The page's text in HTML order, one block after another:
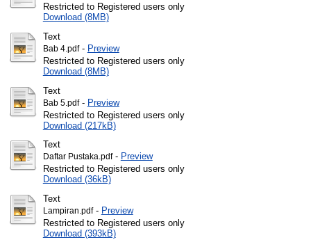
Restricted to Registered users only
Download (8MB)
Text
Bab 4.pdf- Preview
Restricted to Registered users only
Download (8MB)
Text
Bab 5.pdf- Preview
Restricted to Registered users only
Download (217kB)
Text
Daftar Pustaka.pdf- Preview
Restricted to Registered users only
Download (36kB)
Text
Lampiran.pdf- Preview
Restricted to Registered users only
Download (393kB)